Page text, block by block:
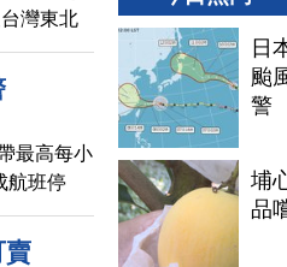
灣東北
陸台灣。
最高每小
航班停
巴威」，
賣
日
颱
警
埔
品